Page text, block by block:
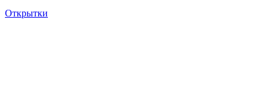
Открытки